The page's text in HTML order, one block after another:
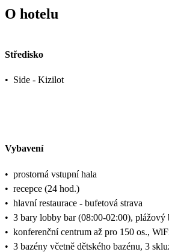
O hotelu
Středisko
• Side - Kizilot
Vybavení
• prostorná vstupní hala
• recepce (24 hod.)
• hlavní restaurace - bufetová strava
• 3 bary lobby bar (08:00-02:00),
• konferenční centrum až pro 150 os.,
• 3 bazény včetně dětského bazénu, 3